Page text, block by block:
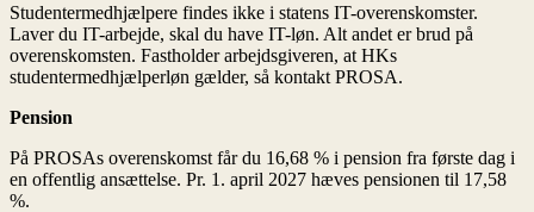
Studentermedhjælpere findes ikke i statens IT-overenskomster.
Laver du IT-arbejde, skal du have IT-løn. Alt andet er brud på
overenskomsten. Fastholder arbejdsgiveren, at HKs
studentermedhjælperløn gælder, så kontakt PROSA.
Pension
På PROSAs overenskomst får du 16,68 % i pension fra første dag i
en offentlig ansættelse. Pr. 1. april 2027 hæves pensionen til 17,58
%.